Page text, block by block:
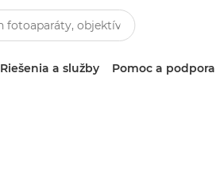
Riešenia a služby Pomoc a podpora